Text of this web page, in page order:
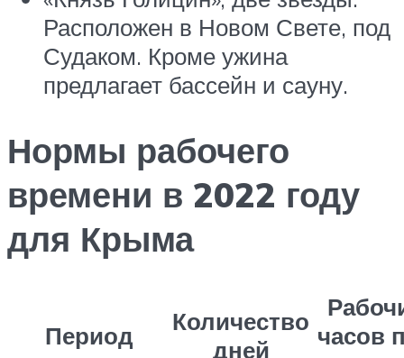
Расположен в Новом Свете, под
Судаком. Кроме ужина
предлагает бассейн и сауну.
Нормы рабочего
времени в 2022 году
для Крыма
Период
Количество
дней
часов